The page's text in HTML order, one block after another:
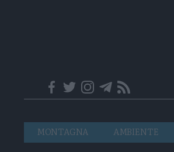
Navigazione
principale
MONTAGNA AMBIENTE